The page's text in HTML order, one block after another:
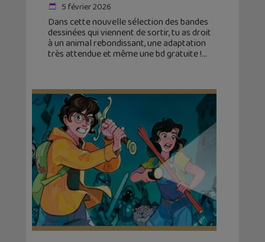
5 février 2026
Dans cette nouvelle sélection des bandes
dessinées qui viennent de sortir, tu as droit
à un animal rebondissant, une adaptation
très attendue et même une bd gratuite !